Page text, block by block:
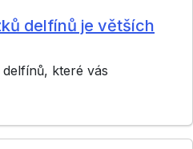
delfínů je větších
které vás